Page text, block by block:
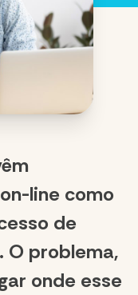
line como
de
O problema,
onde esse